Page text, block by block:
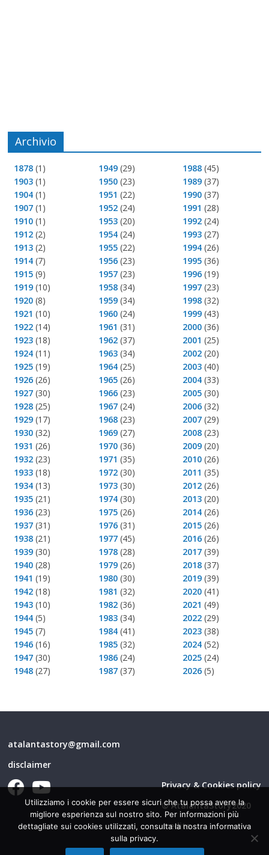
Archivio
1878 (1)
1903 (1)
1904 (1)
1907 (1)
1910 (1)
1912 (2)
1913 (2)
1914 (7)
1915 (9)
1919 (10)
1920 (8)
1921 (10)
1922 (14)
1923 (18)
1924 (11)
1925 (19)
1926 (26)
1927 (30)
1928 (25)
1929 (17)
1930 (32)
1931 (26)
1932 (23)
1933 (18)
1934 (13)
1935 (21)
1936 (23)
1937 (31)
1938 (21)
1939 (30)
1940 (28)
1941 (19)
1942 (18)
1943 (10)
1944 (5)
1945 (7)
1946 (16)
1947 (30)
1948 (27)
1949(29)
1950(23)
1951 (22)
1952(24)
1953(20)
1954(24)
1955(22)
1956(23)
1957(23)
1958(34)
1959(34)
1960(24)
1961 (31)
1962(37)
1963(34)
1964(25)
1965(26)
1966(23)
1967(24)
1968(23)
1969(27)
1970(36)
1971 (35)
1972(30)
1973(30)
1974(30)
1975(26)
1976(31)
1977(45)
1978(28)
1979(26)
1980(30)
1981 (32)
1982(36)
1983(34)
1984(41)
1985(32)
1986(24)
1987(37)
1988 (45)
1989 (37)
1990 (37)
1991 (28)
1992 (24)
1993 (27)
1994 (26)
1995 (36)
1996 (19)
1997 (23)
1998 (32)
1999 (43)
2000 (36)
2001 (25)
2002 (20)
2003 (40)
2004 (33)
2005 (30)
2006 (32)
2007 (29)
2008 (23)
2009 (20)
2010 (26)
2011 (35)
2012 (26)
2013 (20)
2014 (26)
2015 (26)
2016 (26)
2017 (39)
2018 (37)
2019 (39)
2020 (41)
2021 (49)
2022 (29)
2023 (38)
2024 (52)
2025 (24)
2026 (5)
atalantastory@gmail.com
disclaimer
Privacy & Cookies policy
© AtalantaStory2020
credits
Utilizziamo i cookie per essere sicuri che tu possa avere la
migliore esperienza sul nostro sito. Per informazioni più
dettagliate sui cookies utilizzati, consulta la nostra informativa
sulla privacy.